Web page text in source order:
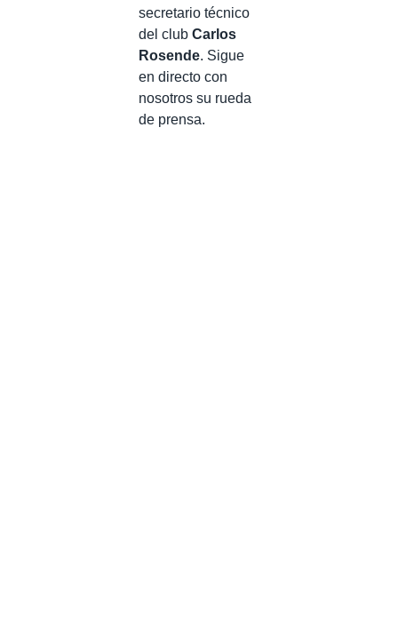
secretario técnico
del club Carlos
Rosende. Sigue
en directo con
nosotros su rueda
de prensa.